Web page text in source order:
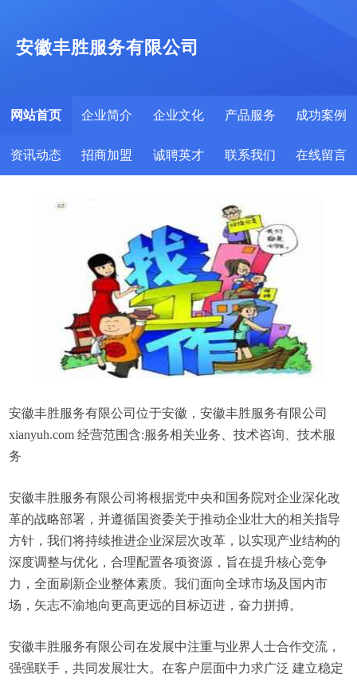
安徽丰胜服务有限公司
网站首页 企业简介 企业文化 产品服务 成功案例
资讯动态 招商加盟 诚聘英才 联系我们 在线留言
安徽丰胜服务有限公司位于安徽，安徽丰胜服务有限公司
xianyuh.com 经营范围含:服务相关业务、技术咨询、技术服
务
安徽丰胜服务有限公司将根据党中央和国务院对企业深化改
革的战略部署，并遵循国资委关于推动企业壮大的相关指导
方针，我们将持续推进企业深层次改革，以实现产业结构的
深度调整与优化，合理配置各项资源，旨在提升核心竞争
力，全面刷新企业整体素质。我们面向全球市场及国内市
场，矢志不渝地向更高更远的目标迈进，奋力拼搏。
安徽丰胜服务有限公司在发展中注重与业界人士合作交流，
强强联手，共同发展壮大。在客户层面中力求广泛 建立稳定